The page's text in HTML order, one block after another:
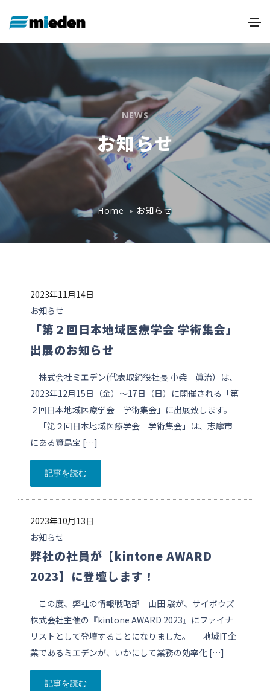
NEWS
お知らせ
Home お知らせ
2023年11月14日
お知らせ
「第２回日本地域医療学会 学術集会」
出展のお知らせ
株式会社ミエデン(代表取締役社長 小柴 眞治）は、
2023年12月15日（金）～17日（日）に開催される「第
２回日本地域医療学会 学術集会」に出展致します。
「第２回日本地域医療学会 学術集会」は、志摩市
にある賢島宝 […]
記事を読む
2023年10月13日
お知らせ
弊社の社員が【kintone AWARD
2023】に登壇します！
この度、弊社の情報戦略部 山田 駿が、サイボウズ
株式会社主催の『kintone AWARD 2023』にファイナ
リストとして登壇することになりました。 地域IT企
業であるミエデンが、いかにして業務の効率化 […]
記事を読む